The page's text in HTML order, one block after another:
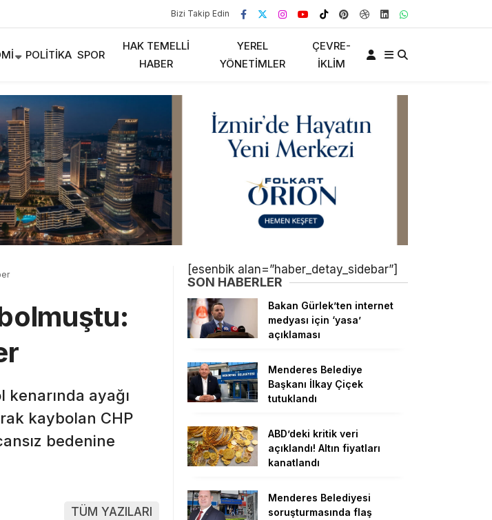
Bizi Takip Edin
POLITIKA SPOR
HAK TEMELLI
HABER
YEREL
YÖNETIMLER
ÇEVRE-
İKLIM
ayağı
kaybolan CHP
bedenine
TÜM YAZILARI
[esenbik alan=”haber_detay_sidebar”]
SON HABERLER
Bakan Gürlek’ten internet
medyası için ‘yasa’
açıklaması
Menderes Belediye
Başkanı İlkay Çiçek
tutuklandı
ABD’deki kritik veri
açıklandı! Altın fiyatları
kanatlandı
Menderes Belediyesi
soruşturmasında flaş